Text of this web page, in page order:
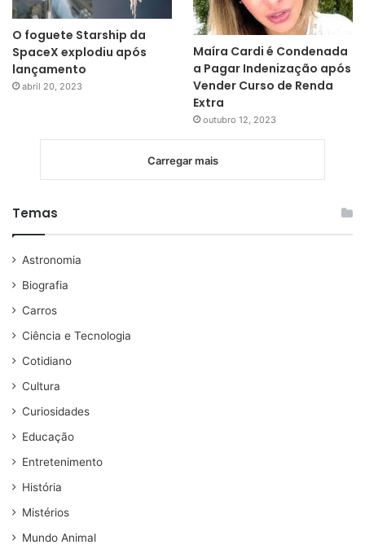
O foguete Starship da
SpaceX explodiu após
lançamento
abril 20, 2023
Maíra Cardi é Condenada
a Pagar Indenização após
Vender Curso de Renda
Extra
outubro 12, 2023
Carregar mais
Temas
Astronomia
Biografia
Carros
Ciência e Tecnologia
Cotidiano
Cultura
Curiosidades
Educação
Entretenimento
História
Mistérios
Mundo Animal